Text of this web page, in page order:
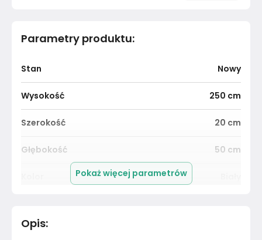
Parametry produktu:
Stan Nowy
Wysokość 250 cm
Szerokość 20 cm
Głębokość 50 cm
Materiał
Pokaż więcej parametrów
Opis: